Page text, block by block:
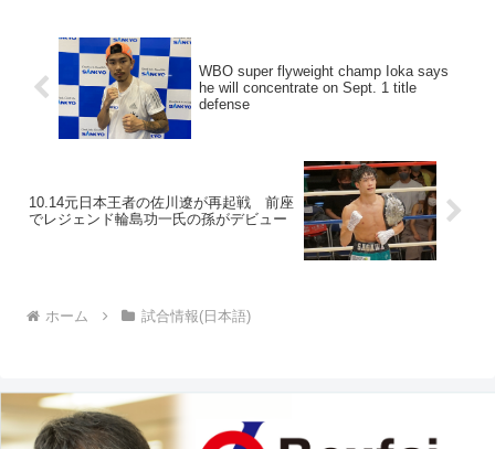
WBO super flyweight champ Ioka says
he will concentrate on Sept. 1 title
defense
10.14元日本王者の佐川遼が再起戦 前座
でレジェンド輪島功一氏の孫がデビュー
ホーム 試合情報(日本語)